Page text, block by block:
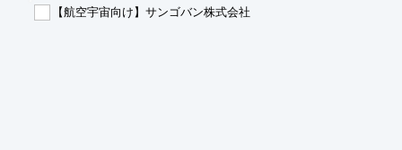
【航空宇宙向け】サンゴバン株式会社